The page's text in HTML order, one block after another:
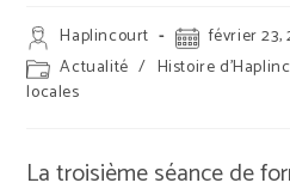
Auteur/autrice
de
la
publication :
Haplincourt
Publication
publiée :
février 23,
Post
category:
Actualité / Histoire
locales
La troisième séance de